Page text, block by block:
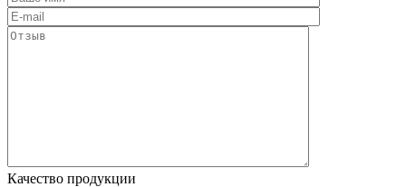
Качество продукции